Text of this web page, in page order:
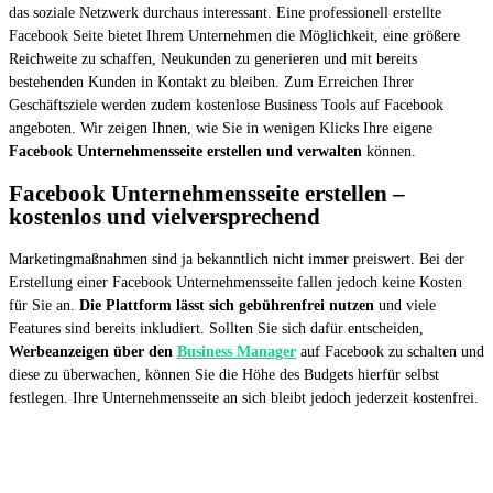
das soziale Netzwerk durchaus interessant. Eine professionell erstellte
Facebook Seite bietet Ihrem Unternehmen die Möglichkeit, eine größere
Reichweite zu schaffen, Neukunden zu generieren und mit bereits
bestehenden Kunden in Kontakt zu bleiben. Zum Erreichen Ihrer
Geschäftsziele werden zudem kostenlose Business Tools auf Facebook
angeboten. Wir zeigen Ihnen, wie Sie in wenigen Klicks Ihre eigene
Facebook Unternehmensseite erstellen und verwalten können.
Facebook Unternehmensseite erstellen –
kostenlos und vielversprechend
Marketingmaßnahmen sind ja bekanntlich nicht immer preiswert. Bei der
Erstellung einer Facebook Unternehmensseite fallen jedoch keine Kosten
für Sie an. Die Plattform lässt sich gebührenfrei nutzen und viele
Features sind bereits inkludiert. Sollten Sie sich dafür entscheiden,
Werbeanzeigen über den Business Manager auf Facebook zu schalten und
diese zu überwachen, können Sie die Höhe des Budgets hierfür selbst
festlegen. Ihre Unternehmensseite an sich bleibt jedoch jederzeit kostenfrei.